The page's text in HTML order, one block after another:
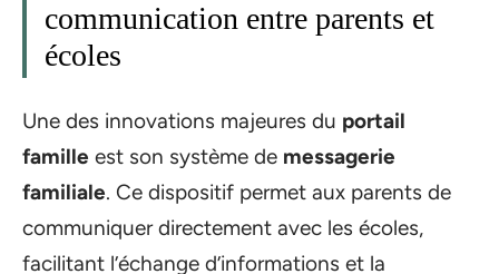
communication entre parents et
écoles
Une des innovations majeures du portail
famille est son système de messagerie
familiale. Ce dispositif permet aux parents de
communiquer directement avec les écoles,
facilitant l’échange d’informations et la